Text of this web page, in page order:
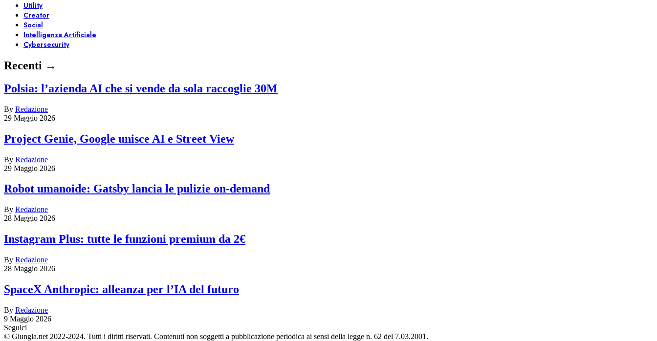
Utility
Creator
Social
Intelligenza Artificiale
Cybersecurity
Recenti →
Polsia: l’azienda AI che si vende da sola raccoglie 30M
By Redazione
29 Maggio 2026
Project Genie, Google unisce AI e Street View
By Redazione
29 Maggio 2026
Robot umanoide: Gatsby lancia le pulizie on-demand
By Redazione
28 Maggio 2026
Instagram Plus: tutte le funzioni premium da 2€
By Redazione
28 Maggio 2026
SpaceX Anthropic: alleanza per l’IA del futuro
By Redazione
9 Maggio 2026
Seguici
© Giungla.net 2022-2024. Tutti i diritti riservati. Contenuti non soggetti a pubblicazione periodica ai sensi della legge n. 62 del 7.03.2001.